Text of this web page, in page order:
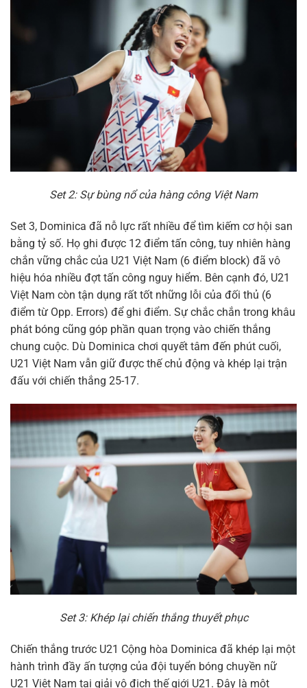
Set 2: Sự bùng nổ của hàng công Việt Nam
Set 3, Dominica đã nỗ lực rất nhiều để tìm kiếm cơ hội san
bằng tỷ số. Họ ghi được 12 điểm tấn công, tuy nhiên hàng
chắn vững chắc của U21 Việt Nam (6 điểm block) đã vô
hiệu hóa nhiều đợt tấn công nguy hiểm. Bên cạnh đó, U21
Việt Nam còn tận dụng rất tốt những lỗi của đối thủ (6
điểm từ Opp. Errors) để ghi điểm. Sự chắc chắn trong khâu
phát bóng cũng góp phần quan trọng vào chiến thắng
chung cuộc. Dù Dominica chơi quyết tâm đến phút cuối,
U21 Việt Nam vẫn giữ được thế chủ động và khép lại trận
đấu với chiến thắng 25-17.
Set 3: Khép lại chiến thắng thuyết phục
Chiến thắng trước U21 Cộng hòa Dominica đã khép lại một
hành trình đầy ấn tượng của đội tuyển bóng chuyền nữ
U21 Việt Nam tại giải vô địch thế giới U21. Đây là một